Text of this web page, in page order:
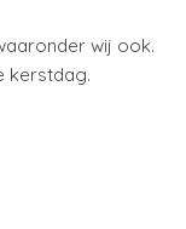
wij ook.
kerstdag.